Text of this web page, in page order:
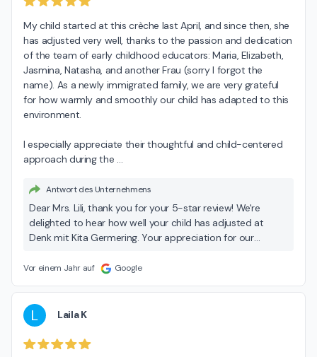
My child started at this crèche last April, and since then, she
has adjusted very well, thanks to the passion and dedication
of the team of early childhood educators: Maria, Elizabeth,
Jasmina, Natasha, and another Frau (sorry I forgot the
name). As a newly immigrated family, we are very grateful
for how warmly and smoothly our child has adapted to this
environment.
I especially appreciate their thoughtful and child-centered
approach during the
Antwort des Unternehmens
Dear Mrs. Lili, thank you for your 5-star review! We're
delighted to hear how well your child has adjusted at
Denk mit Kita Germering. Your appreciation for our
to us!
Vor einem Jahr auf Google
L Laila K